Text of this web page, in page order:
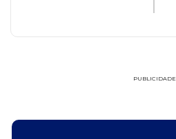
PUBLICIDADE